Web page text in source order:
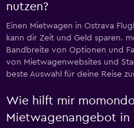
nutzen?
Einen Mietwagen in Ostrava
kann dir Zeit und Geld sparen.
Bandbreite von Optionen und
von Mietwagenwebsites und
beste Auswahl für deine Reise
Wie hilft mir
Mietwagenangebot in